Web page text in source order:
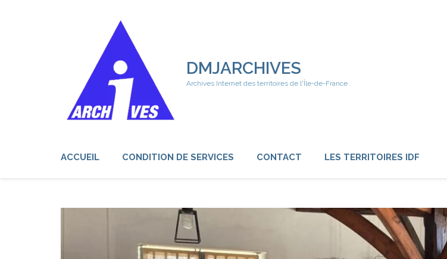
DMJARCHIVES
Archives Internet des territoires de l'Île-de-France
ACCUEIL CONDITION DE SERVICES CONTACT LES TERRITOIRES IDF